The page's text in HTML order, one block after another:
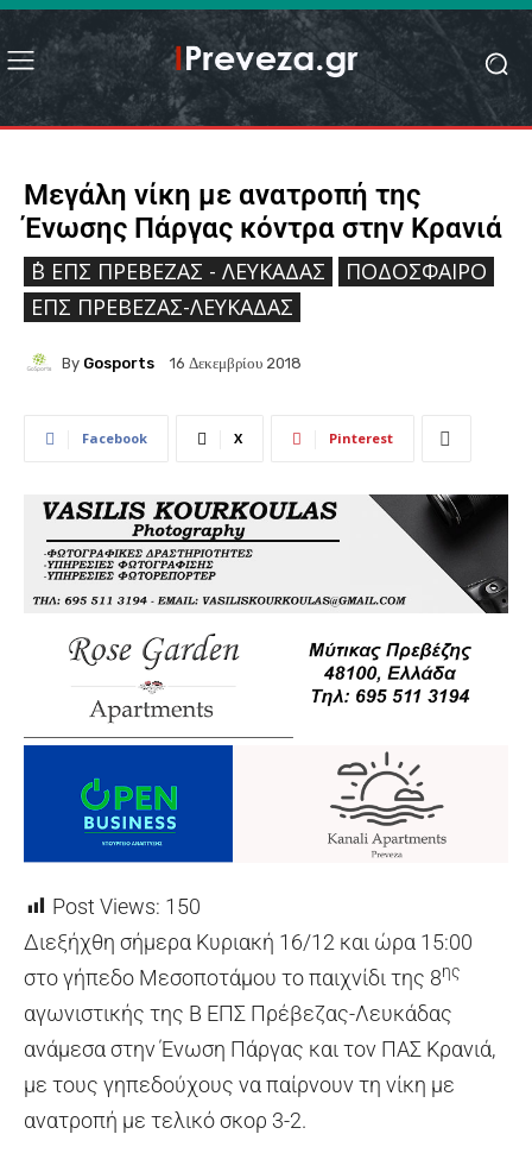
Μεγάλη νίκη με ανατροπή της
Ένωσης Πάργας κόντρα στην Κρανιά
΄Β ΕΠΣ ΠΡΈΒΕΖΑΣ - ΛΕΥΚΆΔΑΣ
ΠΟΔΌΣΦΑΙΡΟ
ΕΠΣ ΠΡΈΒΕΖΑΣ-ΛΕΥΚΆΔΑΣ
By Gosports 16 Δεκεμβρίου 2018
Facebook X Pinterest
Post Views: 150
Διεξήχθη σήμερα Κυριακή 16/12 και ώρα 15:00
στο γήπεδο Μεσοποτάμου το παιχνίδι της 8ης
αγωνιστικής της Β ΕΠΣ Πρέβεζας-Λευκάδας
ανάμεσα στην Ένωση Πάργας και τον ΠΑΣ Κρανιά,
με τους γηπεδούχους να παίρνουν τη νίκη με
ανατροπή με τελικό σκορ 3-2.